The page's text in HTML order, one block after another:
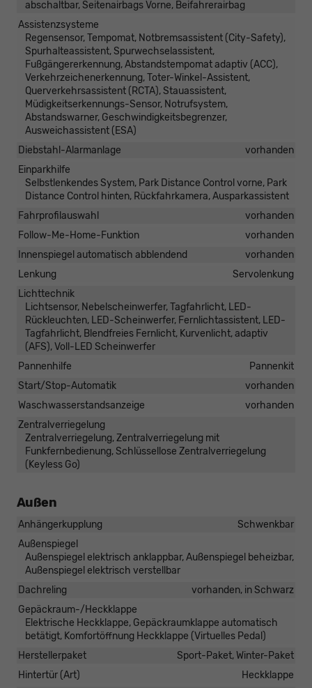
abschaltbar, Seitenairbags Vorne, Beifahrerairbag
Assistenzsysteme
Regensensor, Tempomat, Notbremsassistent (City-Safety),
Spurhalteassistent, Spurwechselassistent,
Fußgängererkennung, Abstandstempomat adaptiv (ACC),
Verkehrzeichenerkennung, Toter-Winkel-Assistent,
Querverkehrsassistent (RCTA), Stauassistent,
Müdigkeitserkennungs-Sensor, Notrufsystem,
Abstandswarner, Geschwindigkeitsbegrenzer,
Ausweichassistent (ESA)
Diebstahl-Alarmanlage
vorhanden
Einparkhilfe
Selbstlenkendes System, Park Distance Control vorne, Park
Distance Control hinten, Rückfahrkamera, Ausparkassistent
Fahrprofilauswahl
vorhanden
Follow-Me-Home-Funktion
vorhanden
Innenspiegel automatisch abblendend
vorhanden
Lenkung
Servolenkung
Lichttechnik
Lichtsensor, Nebelscheinwerfer, Tagfahrlicht, LED-
Rückleuchten, LED-Scheinwerfer, Fernlichtassistent, LED-
Tagfahrlicht, Blendfreies Fernlicht, Kurvenlicht, adaptiv
(AFS), Voll-LED Scheinwerfer
Pannenhilfe
Pannenkit
Start/Stop-Automatik
vorhanden
Waschwasserstandsanzeige
vorhanden
Zentralverriegelung
Zentralverriegelung, Zentralverriegelung mit
Funkfernbedienung, Schlüssellose Zentralverriegelung
(Keyless Go)
Außen
Anhängerkupplung
Schwenkbar
Außenspiegel
Außenspiegel elektrisch anklappbar, Außenspiegel beheizbar,
Außenspiegel elektrisch verstellbar
Dachreling
vorhanden, in Schwarz
Gepäckraum-/Heckklappe
Elektrische Heckklappe, Gepäckraumklappe automatisch
betätigt, Komfortöffnung Heckklappe (Virtuelles Pedal)
Herstellerpaket
Sport-Paket, Winter-Paket
Hintertür (Art)
Heckklappe